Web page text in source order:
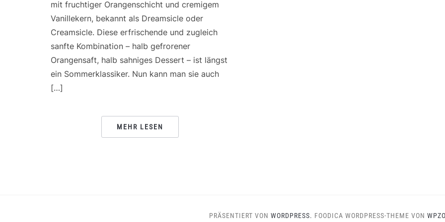
mit fruchtiger Orangenschicht und cremigem
Vanillekern, bekannt als Dreamsicle oder
Creamsicle. Diese erfrischende und zugleich
sanfte Kombination – halb gefrorener
Orangensaft, halb sahniges Dessert – ist längst
ein Sommerklassiker. Nun kann man sie auch
[…]
MEHR LESEN
PRÄSENTIERT VON WORDPRESS. FOODICA WORDPRESS-THEME VON